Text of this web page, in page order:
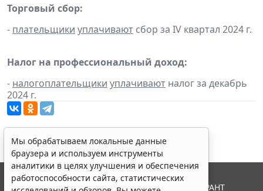
Торговый сбор:
- плательщики уплачивают сбор за IV квартал 2024 г.
Налог на профессиональный доход:
- налогоплательщики уплачивают налог за декабрь
2024 г.
Мы обрабатываем локальные данные
браузера и используем инструменты
аналитики в целях улучшения и обеспечения
работоспособности сайта, статистических
© ООО "НПП "ГАРАНТ-СЕРВИС", 2026. Система ГАРАНТ